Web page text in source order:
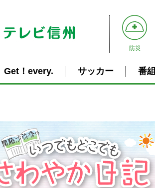
防災
Get！every. サッカー 番組